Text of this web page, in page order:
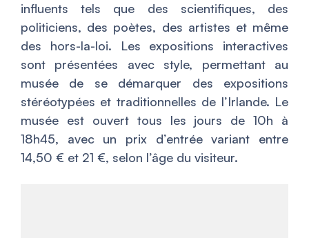
influents tels que des scientifiques, des
politiciens, des poètes, des artistes et même
des hors-la-loi. Les expositions interactives
sont présentées avec style, permettant au
musée de se démarquer des expositions
stéréotypées et traditionnelles de l’Irlande. Le
musée est ouvert tous les jours de 10h à
18h45, avec un prix d’entrée variant entre
14,50 € et 21 €, selon l’âge du visiteur.